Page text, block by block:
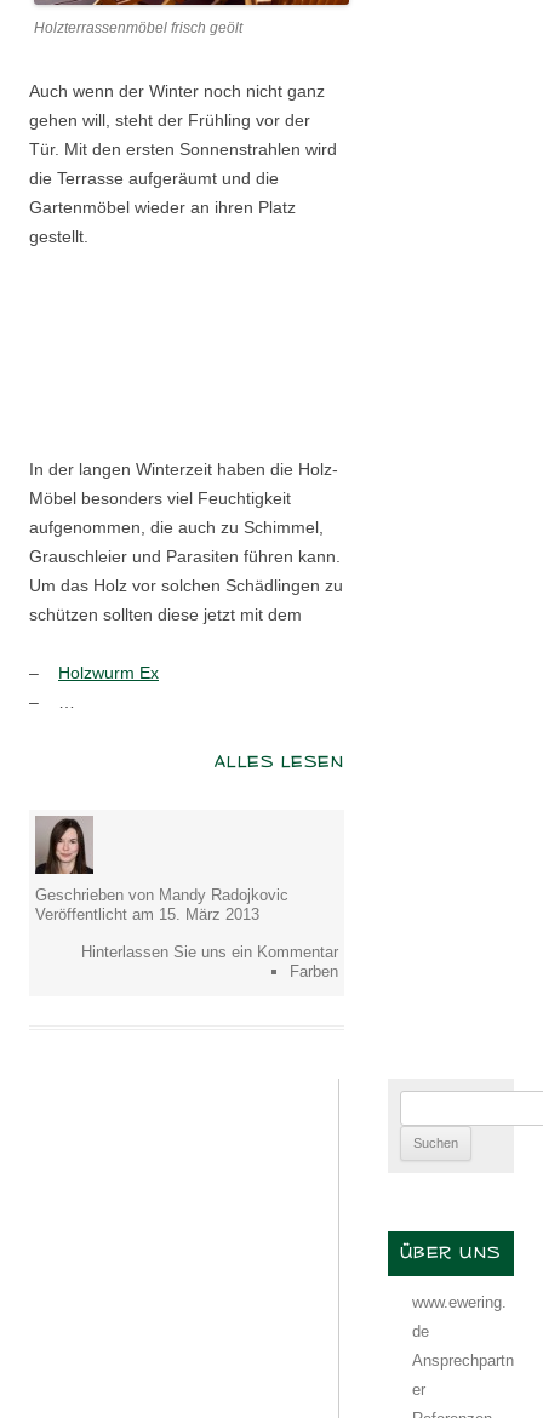
Holzterrassenmöbel frisch geölt
Auch wenn der Winter noch nicht ganz
gehen will, steht der Frühling vor der
Tür. Mit den ersten Sonnenstrahlen wird
die Terrasse aufgeräumt und die
Gartenmöbel wieder an ihren Platz
gestellt.
In der langen Winterzeit haben die Holz-
Möbel besonders viel Feuchtigkeit
aufgenommen, die auch zu Schimmel,
Grauschleier und Parasiten führen kann.
Um das Holz vor solchen Schädlingen zu
schützen sollten diese jetzt mit dem
– Holzwurm Ex
– …
ALLES LESEN
Geschrieben von Mandy Radojkovic
Veröffentlicht am 15. März 2013
Hinterlassen Sie uns ein Kommentar
Farben
nach:
ÜBER UNS
www.ewering.
de
Ansprechpartn
er